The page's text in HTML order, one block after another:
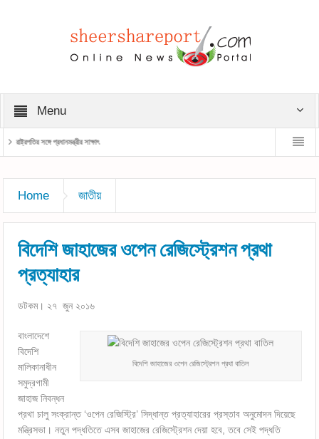
Menu
রাষ্ট্রপতির সঙ্গে প্রধানমন্ত্রীর সাক্ষাৎ
Home জাতীয়
বিদেশি জাহাজের ওপেন রেজিস্ট্রেশন প্রথা
প্রত্যাহার
ডটকম। ২৭ জুন ২০১৬
বিদেশি জাহাজের ওপেন রেজিস্ট্রেশন প্রথা বাতিল
বাংলাদেশে
বিদেশি
মালিকানাধীন
সমুদ্রগামী
জাহাজ নিবন্ধন
প্রথা চালু সংক্রান্ত ‘ওপেন রেজিস্ট্রি’ সিদ্ধান্ত প্রত্যাহারের প্রস্তাব অনুমোদন দিয়েছে
মন্ত্রিসভা। নতুন পদ্ধতিতে এসব জাহাজের রেজিস্ট্রেশন দেয়া হবে, তবে সেই পদ্ধতি